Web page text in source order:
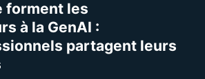
forment les
à la GenAI :
partagent leurs